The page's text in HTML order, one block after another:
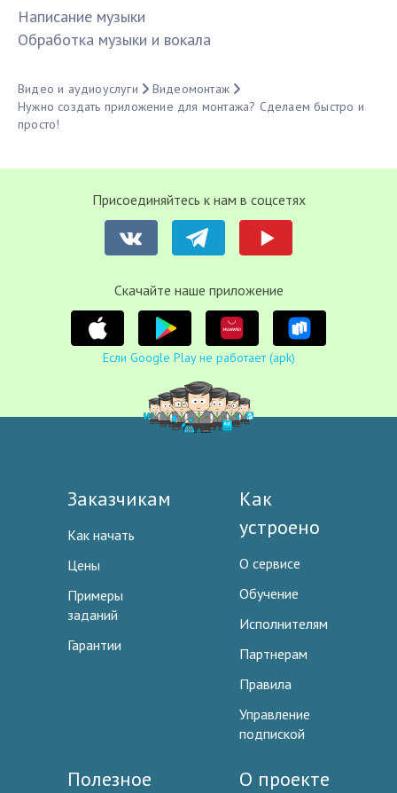
Написание музыки
Обработка музыки и вокала
Видео и аудиоуслуги
Видеомонтаж
Нужно создать приложение для монтажа? Сделаем быстро и
просто!
Присоединяйтесь к нам в соцсетях
Cкачайте наше приложение
Если Google Play не работает (apk)
Заказчикам
Как начать
Цены
Примеры
заданий
Гарантии
Как
устроено
О сервисе
Обучение
Исполнителям
Партнерам
Правила
Управление
подпиской
Полезное О проекте